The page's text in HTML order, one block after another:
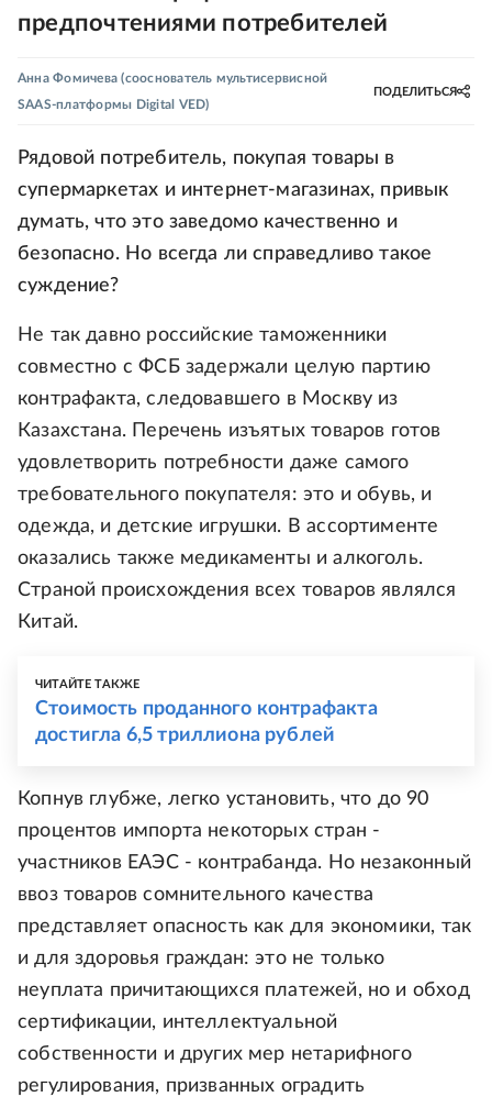
предпочтениями потребителей
Анна Фомичева (сооснователь мультисервисной
SAAS-платформы Digital VED)
ПОДЕЛИТЬСЯ
Рядовой потребитель, покупая товары в
супермаркетах и интернет-магазинах, привык
думать, что это заведомо качественно и
безопасно. Но всегда ли справедливо такое
суждение?
Не так давно российские таможенники
совместно с ФСБ задержали целую партию
контрафакта, следовавшего в Москву из
Казахстана. Перечень изъятых товаров готов
удовлетворить потребности даже самого
требовательного покупателя: это и обувь, и
одежда, и детские игрушки. В ассортименте
оказались также медикаменты и алкоголь.
Страной происхождения всех товаров являлся
Китай.
ЧИТАЙТЕ ТАКЖЕ
Стоимость проданного контрафакта
достигла 6,5 триллиона рублей
Копнув глубже, легко установить, что до 90
процентов импорта некоторых стран -
участников ЕАЭС - контрабанда. Но незаконный
ввоз товаров сомнительного качества
представляет опасность как для экономики, так
и для здоровья граждан: это не только
неуплата причитающихся платежей, но и обход
сертификации, интеллектуальной
собственности и других мер нетарифного
регулирования, призванных оградить